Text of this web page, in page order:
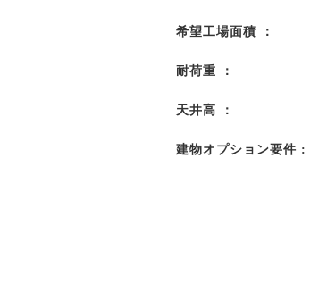
希望工場面積 ：
耐荷重 ：
天井高 ：
建物オプション要件 :